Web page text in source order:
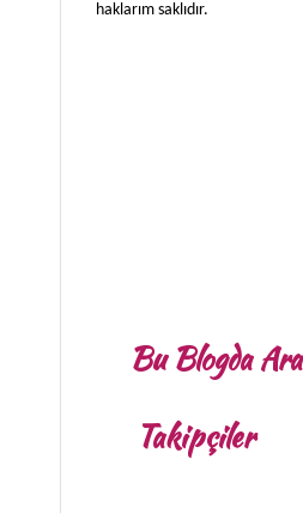
haklarım saklıdır.
Bu Blogda Ara
Takipçiler